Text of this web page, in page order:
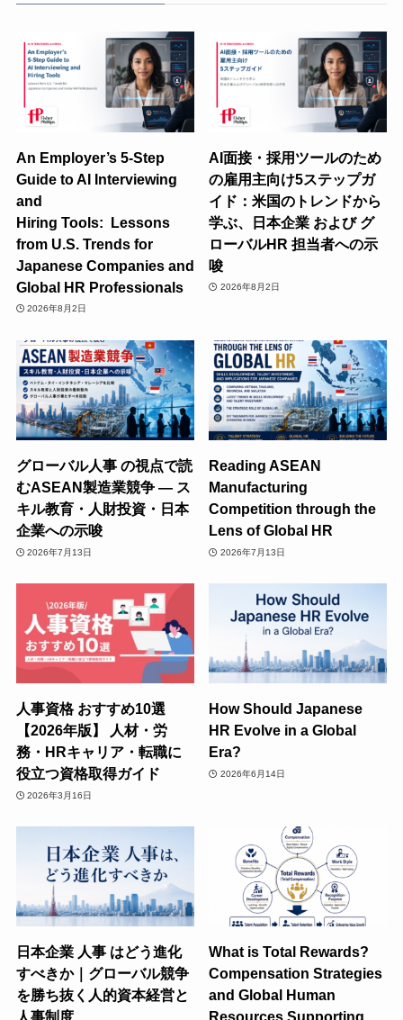
An Employer’s 5-Step
Guide to AI Interviewing
and
Hiring Tools: Lessons
from U.S. Trends for
Japanese Companies and
Global HR Professionals
2026年8月2日
AI面接・採用ツールのため
の雇用主向け5ステップガ
イド：米国のトレンドから
学ぶ、日本企業 および グ
ローバルHR 担当者への示
唆
2026年8月2日
グローバル人事 の視点で読
むASEAN製造業競争 ― ス
キル教育・人財投資・日本
企業への示唆
2026年7月13日
Reading ASEAN
Manufacturing
Competition through the
Lens of Global HR
2026年7月13日
人事資格 おすすめ10選
【2026年版】 人材・労
務・HRキャリア・転職に
役立つ資格取得ガイド
2026年3月16日
How Should Japanese
HR Evolve in a Global
Era?
2026年6月14日
日本企業 人事 はどう進化
すべきか｜グローバル競争
を勝ち抜く人的資本経営と
What is Total Rewards?
Compensation Strategies
and Global Human